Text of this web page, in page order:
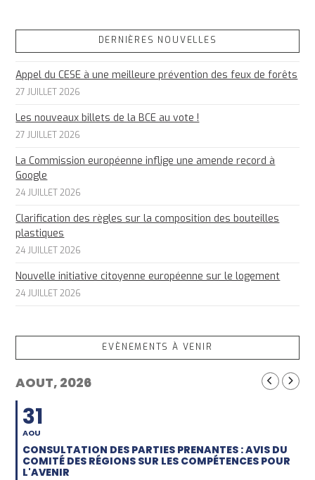
DERNIÈRES NOUVELLES
Appel du CESE à une meilleure prévention des feux de forêts
27 JUILLET 2026
Les nouveaux billets de la BCE au vote !
27 JUILLET 2026
La Commission européenne inflige une amende record à
Google
24 JUILLET 2026
Clarification des règles sur la composition des bouteilles
plastiques
24 JUILLET 2026
Nouvelle initiative citoyenne européenne sur le logement
24 JUILLET 2026
EVÈNEMENTS À VENIR
AOUT, 2026
31
AOU
CONSULTATION DES PARTIES PRENANTES : AVIS DU
COMITÉ DES RÉGIONS SUR LES COMPÉTENCES POUR
L'AVENIR